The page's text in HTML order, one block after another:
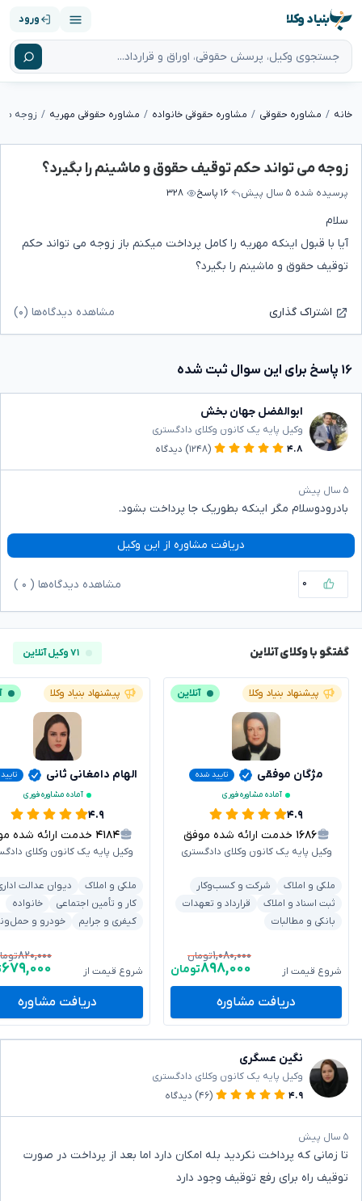
بنیاد وکلا ورود
خانه مشاوره حقوقی مشاوره حقوقی خانواده مشاوره حقوقی مهریه زوجه می
زوجه می تواند حکم توقیف حقوق و ماشینم را بگیرد؟
پرسیده شده ۵ سال پیش ۱۶ پاسخ ۳۲۸
سلام
آیا با قبول اینکه مهریه را کامل پرداخت میکنم باز زوجه می تواند حکم
توقیف حقوق و ماشینم را بگیرد؟
اشتراک گذاری مشاهده دیدگاه‌ها (۰)
۱۶ پاسخ برای این سوال ثبت شده
ابوالفضل جهان بخش
وکیل پایه یک کانون وکلای دادگستری
۴.۸
(۱۲۴۸) دیدگاه
۵ سال پیش
بادرودوسلام مگر اینکه بطوریک جا پرداخت بشود.
دریافت مشاوره از این وکیل
۰ مشاهده دیدگاه‌ها ( ۰
گفتگو با وکلای آنلاین ۷۱ وکیل آنلاین
پیشنهاد بنیاد وکلا آنلاین
مژگان موفقی
تایید شده
آماده مشاوره فوری
۴.۹
۱۶۸۶ خدمت ارائه شده موفق
وکیل پایه یک کانون وکلای دادگستری
ملکی و املاک
شرکت و کسب‌وکار
ثبت اسناد و املاک
قرارداد و تعهدات
بانکی و مطالبات
شروع قیمت از
۱,۰۸۰,۰۰۰تومان
۸۹۸,۰۰۰تومان
دریافت مشاوره
پیشنهاد بنیاد وکلا
الهام دامغانی ثانی
آماده مشاوره فوری
۴.۹
۴۱۸۴ خدمت ارائه شده موفق
وکیل پایه یک کانون وکلای
ملکی و املاک
دیوان عدالت
کار و تأمین اجتماعی
خانواده
کیفری و جرایم
خودرو و
شروع قیمت از
۸۲۰,۰۰۰
۶۷۹,۰۰۰
دریافت مشاوره
نگین عسگری
وکیل پایه یک کانون وکلای دادگستری
۴.۹
(۴۶) دیدگاه
۵ سال پیش
تا زمانی که پرداخت نکردید بله امکان دارد اما بعد از پرداخت در صورت
توقیف راه برای رفع توقیف وجود دارد